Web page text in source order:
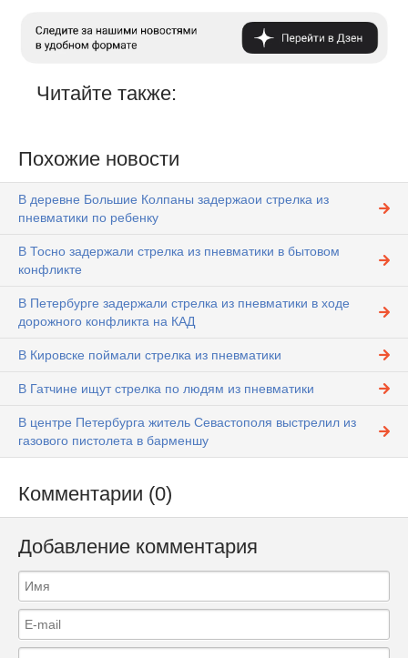
Читайте также:
Похожие новости
В деревне Большие Колпаны задержаои стрелка из
пневматики по ребенку
В Тосно задержали стрелка из пневматики в бытовом
конфликте
В Петербурге задержали стрелка из пневматики в ходе
дорожного конфликта на КАД
В Кировске поймали стрелка из пневматики
В Гатчине ищут стрелка по людям из пневматики
В центре Петербурга житель Севастополя выстрелил из
газового пистолета в барменшу
Комментарии (0)
Добавление комментария